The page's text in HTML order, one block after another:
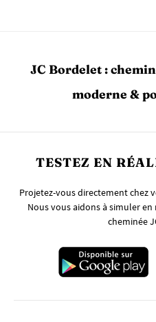
JC Bordelet :
moderne &
TESTEZ EN
Projetez-vous directement chez
Nous vous aidons à simuler
cheminée